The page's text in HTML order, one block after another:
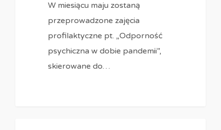
W miesiącu maju zostaną
przeprowadzone zajęcia
profilaktyczne pt. „Odporność
psychiczna w dobie pandemii”,
skierowane do…